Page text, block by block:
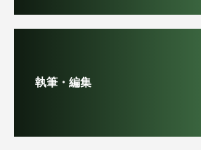
執筆・編集